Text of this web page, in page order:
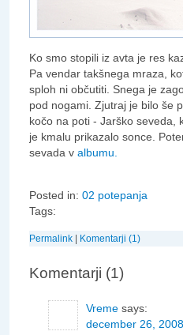
Ko smo stopili iz avta je res
Pa vendar takšnega mraza,
sploh ni občutiti. Snega je
pod nogami. Zjutraj je bilo še
kočo na poti - Jarško seveda,
je kmalu prikazalo sonce.
sevada v albumu.
Posted in: 02 potepanja
Tags:
Permalink | Komentarji (1)
Komentarji (1)
Vreme says:
december 26,